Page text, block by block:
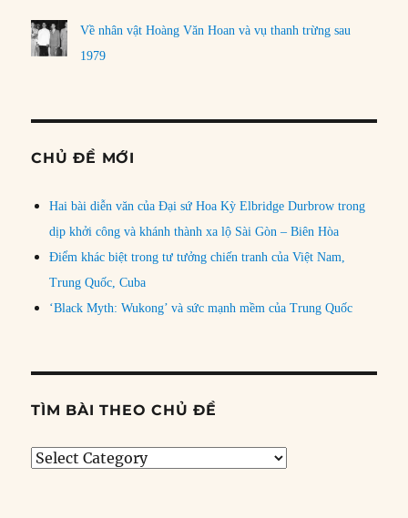
Về nhân vật Hoàng Văn Hoan và vụ thanh trừng sau
1979
CHỦ ĐỀ MỚI
Hai bài diễn văn của Đại sứ Hoa Kỳ Elbridge Durbrow trong
dịp khởi công và khánh thành xa lộ Sài Gòn – Biên Hòa
Điểm khác biệt trong tư tưởng chiến tranh của Việt Nam,
Trung Quốc, Cuba
‘Black Myth: Wukong’ và sức mạnh mềm của Trung Quốc
TÌM BÀI THEO CHỦ ĐỀ
Tìm